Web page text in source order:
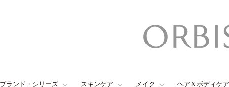
ブランド・シリーズ スキンケア メイク ヘア＆ボディケア